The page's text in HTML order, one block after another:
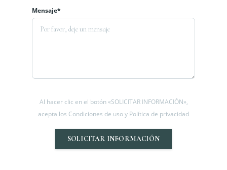
Mensaje*
Al hacer clic en el botón «SOLICITAR INFORMACIÓN»,
acepta los Condiciones de uso y Política de privacidad
SOLICITAR INFORMACIÓN